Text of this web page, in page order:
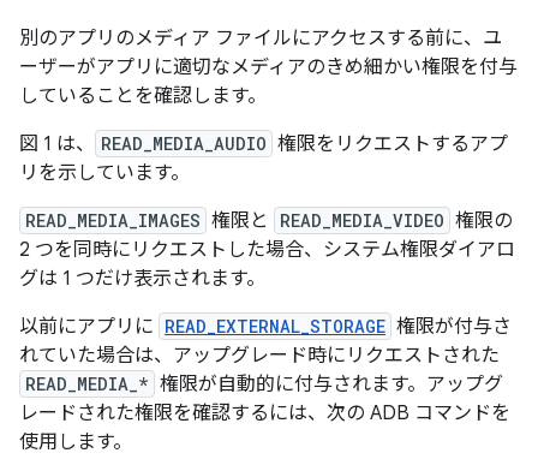
別のアプリのメディア ファイルにアクセスする前に、ユ
ーザーがアプリに適切なメディアのきめ細かい権限を付与
していることを確認します。
図 1 は、
READ_MEDIA_AUDIO 権限をリクエストするアプ
リを示しています。
READ_MEDIA_IMAGES 権限と READ_MEDIA_VIDEO 権限の
2 つを同時にリクエストした場合、システム権限ダイアロ
グは 1 つだけ表示されます。
以前にアプリに READ_EXTERNAL_STORAGE 権限が付与さ
れていた場合は、アップグレード時にリクエストされた
READ_MEDIA_* 権限が自動的に付与されます。アップグ
レードされた権限を確認するには、次の ADB コマンドを
使用します。